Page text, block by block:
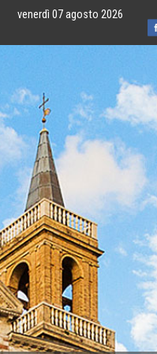
venerdì 07 agosto 2026